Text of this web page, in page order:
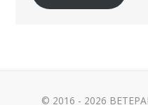
© 2016 - 2026